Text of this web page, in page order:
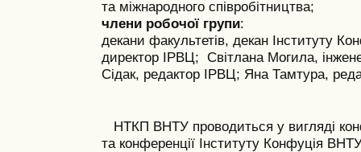
та міжнародного співробітництва;
члени робочої групи:
декани факультетів, декан Інституту
директор ІРВЦ; Світлана Могила,
Сідак, редактор ІРВЦ; Яна Тамтура,
НТКП ВНТУ проводиться у вигляді
та конференції Інституту Конфуція